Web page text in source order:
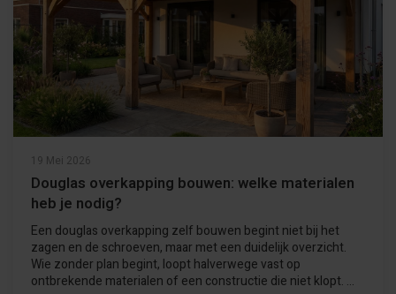
19 Mei 2026
Douglas overkapping bouwen: welke materialen
heb je nodig?
Een douglas overkapping zelf bouwen begint niet bij het
zagen en de schroeven, maar met een duidelijk overzicht.
Wie zonder plan begint, loopt halverwege vast op
ontbrekende materialen of een constructie die niet klopt. ...